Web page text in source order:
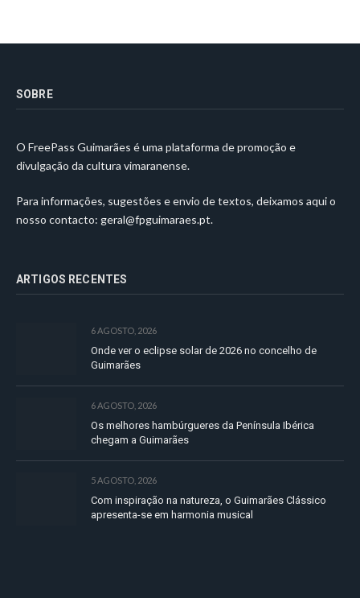
SOBRE
O FreePass Guimarães é uma plataforma de promoção e
divulgação da cultura vimaranense.
Para informações, sugestões e envio de textos, deixamos aqui o
nosso contacto: geral@fpguimaraes.pt.
ARTIGOS RECENTES
6 AGOSTO, 2026
Onde ver o eclipse solar de 2026 no concelho de
Guimarães
6 AGOSTO, 2026
Os melhores hambúrgueres da Península Ibérica
chegam a Guimarães
5 AGOSTO, 2026
Com inspiração na natureza, o Guimarães Clássico
apresenta-se em harmonia musical